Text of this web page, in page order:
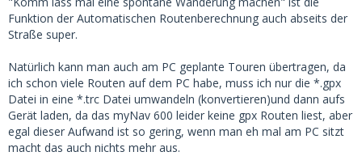
Funktion der Automatischen Routenberechnung auch abseits der
Straße super.
Natürlich kann man auch am PC geplante Touren übertragen, da
ich schon viele Routen auf dem PC habe, muss ich nur die *.gpx
Datei in eine *.trc Datei umwandeln (konvertieren)und dann aufs
Gerät laden, da das myNav 600 leider keine gpx Routen liest, aber
egal dieser Aufwand ist so gering, wenn man eh mal am PC sitzt
macht das auch nichts mehr aus.